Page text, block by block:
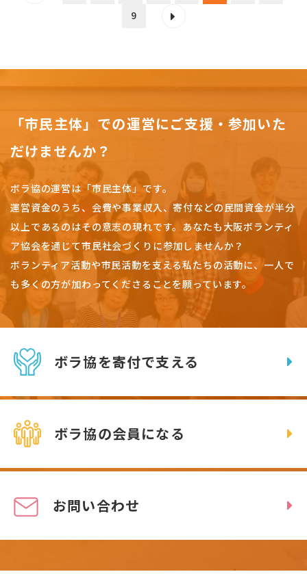
9
「市民主体」での運営にご支援・参加いた
だけませんか？
ボラ協の運営は「市民主体」です。
運営資金のうち、会費や事業収入、寄付などの民間資金が半分
以上であるのはその意志の現れです。 あなたも大阪ボランティ
ア協会を通じて市民社会づくりに参加しませんか？
ボランティア活動や市民活動を支える私たちの活動に、一人で
も多くの方が加わってくださることを願っています。
ボラ協を寄付で支える
ボラ協の会員になる
お問い合わせ